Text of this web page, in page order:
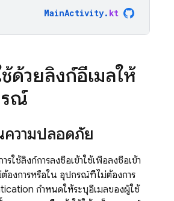
MainActivity. kt
ช้ด้วยลิงก์อีเมลให้
รณ์
ความปลอดภัย
ใช้ลิงก์การลงชื่อเข้าใช้เพื่อลงชื่อเข้า
องการหรือใน อุปกรณ์ที่ไม่ต้องการ
กำหนดให้ระบุอีเมลของผู้ใช้